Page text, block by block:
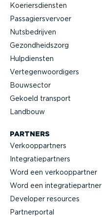
Koeriers­diensten
Passa­giers­vervoer
Nutsbe­drijven
Gezond­heidszorg
Hulpdiensten
Verte­gen­woor­digers
Bouwsector
Gekoeld transport
Landbouw
PARTNERS
Verkoop­partners
Integra­tie­partners
Word een verkoop­partner
Word een integra­tie­partner
Developer resources
Partner­portal